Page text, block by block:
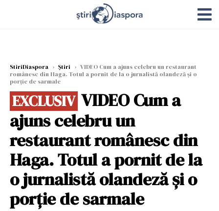
StiriDiaspora › Știri › VIDEO Cum a ajuns celebru un restaurant
românesc din Haga. Totul a pornit de la o jurnalistă olandeză și o
porție de sarmale
EXCLUSIV VIDEO Cum a
ajuns celebru un
restaurant românesc din
Haga. Totul a pornit de la
o jurnalistă olandeză și o
porție de sarmale